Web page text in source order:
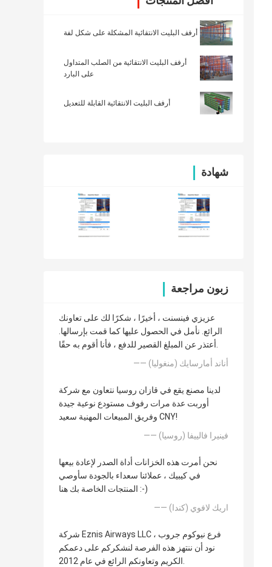
أرفف البليت الانتقائية المشكلة على شكل لفة
أرفف البليت الانتقائية من الصلب المتداول
على البارد
أرفف البليت الانتقائية القابلة للتعديل
شهادة
زبون مراجعة
عزيزي فينسنت ، أخيرًا ، شكرًا لك على تعاونك
الرائع. نأمل في الحصول عليها كما قمت بإرسالها.
أعتذر عن المبلغ القصير للدفع ، فأنا أقوم به حقًا.
—— أناند أمارسايك (منغوليا)
لدينا مصنع يقع في قازان روسيا نتعاون مع شركة
أوربت عدة مرات رفوف مستودع نوعية جيدة
وفريق المبيعات المهنية سعيد CNY!
—— فينيرا فالييفا (روسيا)
نحن أمرت هذه الخزانات أداة الصدر لإعادة بيعها
في كيبيك ، عملائنا سعداء بالجودة سأوصي
المنتجات الخاصة بك هنا :-)
—— اريك لافوي (كندا)
شركة Eznis Airways LLC فرع نيوكوم جروب ،
نود أن ننتهز هذه الفرصة لنشكركم على دعمكم
الكريم وتعاونكم الرائع في عام 2012.